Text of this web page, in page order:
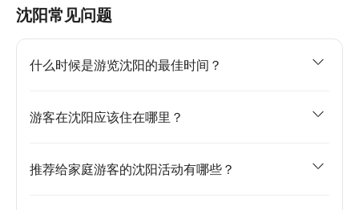
沈阳常见问题
什么时候是游览沈阳的最佳时间？
游客在沈阳应该住在哪里？
推荐给家庭游客的沈阳活动有哪些？